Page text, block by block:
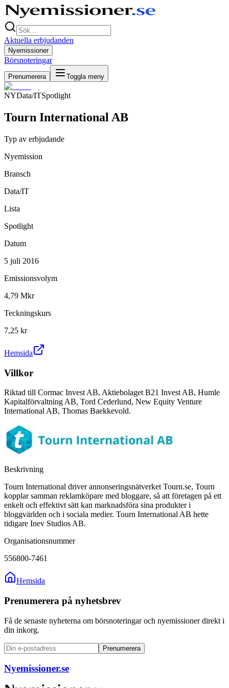
Aktuella erbjudanden
Nyemissioner
Börsnoteringar
Prenumerera Toggla meny
NYData/ITSpotlight
Tourn International AB
Typ av erbjudande
Nyemission
Bransch
Data/IT
Lista
Spotlight
Datum
5 juli 2016
Emissionsvolym
4,79 Mkr
Teckningskurs
7,25 kr
Hemsida
Villkor
Riktad till Cormac Invest AB, Aktiebolaget B21 Invest AB, Humle
Kapitalförvaltning AB, Tord Cederlund, New Equity Venture
International AB, Thomas Baekkevold.
Beskrivning
Tourn International driver annonseringsnätverket Tourn.se, Tourn
kopplar samman reklamköpare med bloggare, så att företagen på ett
enkelt och effektivt sätt kan marknadsföra sina produkter i
bloggvärlden och i sociala medier. Tourn International AB hette
tidigare Inev Studios AB.
Organisationsnummer
556800-7461
Hemsida
Prenumerera på nyhetsbrev
Få de senaste nyheterna om börsnoteringar och nyemissioner direkt i
din inkorg.
Prenumerera
Nyemissioner.se